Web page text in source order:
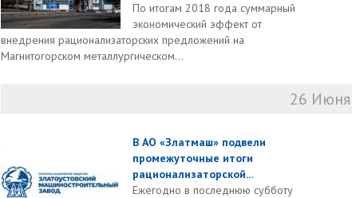
По итогам 2018 года суммарный
экономический эффект от
внедрения рационализаторских предложений на
Магнитогорском металлургическом...
26 Июня
В АО «Златмаш» подвели
промежуточные итоги
рационализаторской...
Ежегодно в последнюю субботу